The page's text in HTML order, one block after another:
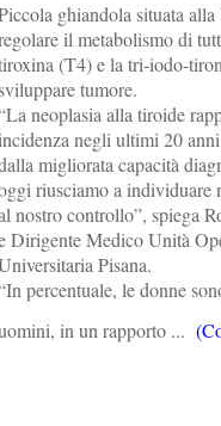
ghiandola situata
il metabolismo di
(T4) e la tri-iodo-
tumore.
neoplasia alla tiroide
incidenza negli ultimi 20
migliorata capacità
riusciamo a individuare
nostro controllo”, spiega
Dirigente Medico Unità
Pisana.
percentuale, le donne
in un rapporto ...